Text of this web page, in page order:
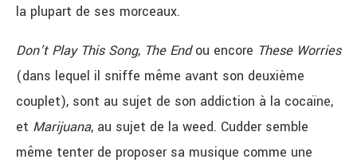
la plupart de ses morceaux.
Don’t Play This Song, The Endou encore These Worries
(dans lequel il sniffe même avant son deuxième
couplet), sont au sujet de son addiction à la cocaïne,
et Marijuana, au sujet de la weed. Cudder semble
même tenter de proposer sa musique comme une